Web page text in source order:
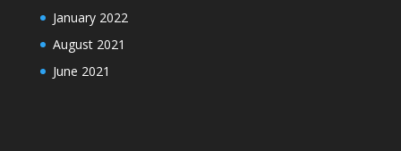
January 2022
August 2021
June 2021